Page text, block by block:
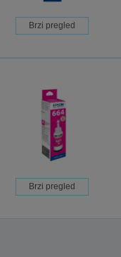
Brzi pregled
Brzi pregled